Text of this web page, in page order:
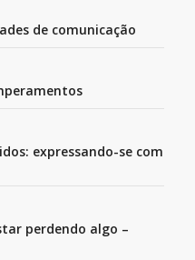
de comunicação
expressando-se com
perdendo algo –